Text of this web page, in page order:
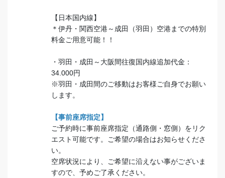
【日本国内線】
＊伊丹・関西空港～成田（羽田）空港までの特別
料金ご用意可能！！
・羽田・成田～大阪間往復国内線追加代金：
34.000円
※羽田・成田間のご移動はお客様ご自身でお願い
します。
【事前座席指定】
ご予約時に事前座席指定（通路側・窓側）をリク
エスト可能です。ご希望の場合はお知らせくださ
い。
空席状況により、ご希望に沿えない事がございま
すので、予めご了承ください。